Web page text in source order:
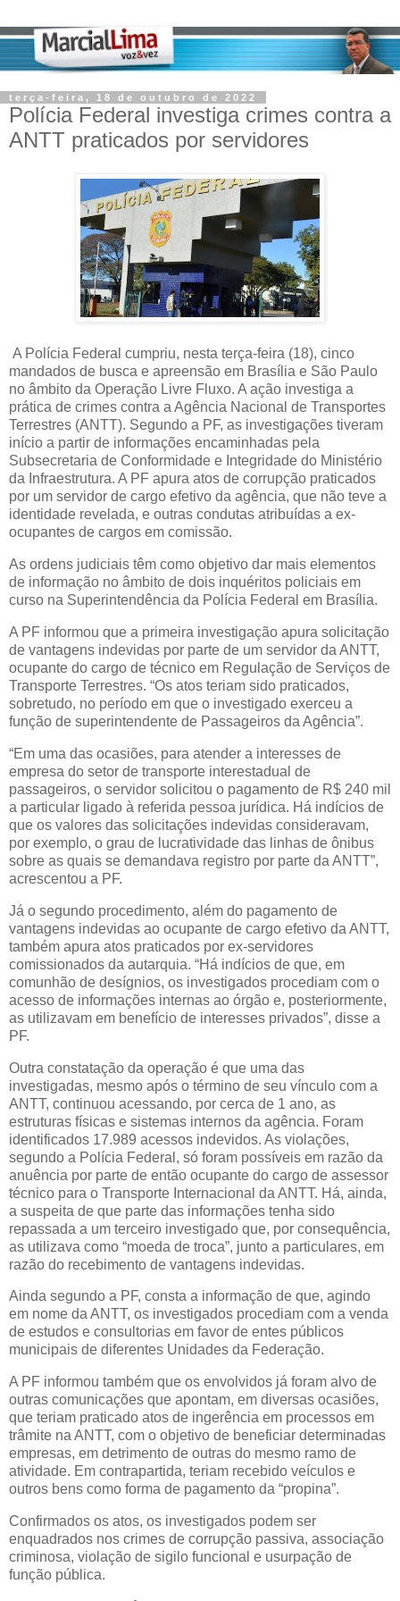
terça-feira, 18 de outubro de 2022
Polícia Federal investiga crimes contra a
ANTT praticados por servidores
A Polícia Federal cumpriu, nesta terça-feira (18), cinco
mandados de busca e apreensão em Brasília e São Paulo
no âmbito da Operação Livre Fluxo. A ação investiga a
prática de crimes contra a Agência Nacional de Transportes
Terrestres (ANTT). Segundo a PF, as investigações tiveram
início a partir de informações encaminhadas pela
Subsecretaria de Conformidade e Integridade do Ministério
da Infraestrutura. A PF apura atos de corrupção praticados
por um servidor de cargo efetivo da agência, que não teve a
identidade revelada, e outras condutas atribuídas a ex-
ocupantes de cargos em comissão.
As ordens judiciais têm como objetivo dar mais elementos
de informação no âmbito de dois inquéritos policiais em
curso na Superintendência da Polícia Federal em Brasília.
A PF informou que a primeira investigação apura solicitação
de vantagens indevidas por parte de um servidor da ANTT,
ocupante do cargo de técnico em Regulação de Serviços de
Transporte Terrestres. “Os atos teriam sido praticados,
sobretudo, no período em que o investigado exerceu a
função de superintendente de Passageiros da Agência”.
“Em uma das ocasiões, para atender a interesses de
empresa do setor de transporte interestadual de
passageiros, o servidor solicitou o pagamento de R$ 240 mil
a particular ligado à referida pessoa jurídica. Há indícios de
que os valores das solicitações indevidas consideravam,
por exemplo, o grau de lucratividade das linhas de ônibus
sobre as quais se demandava registro por parte da ANTT”,
acrescentou a PF.
Já o segundo procedimento, além do pagamento de
vantagens indevidas ao ocupante de cargo efetivo da ANTT,
também apura atos praticados por ex-servidores
comissionados da autarquia. “Há indícios de que, em
comunhão de desígnios, os investigados procediam com o
acesso de informações internas ao órgão e, posteriormente,
as utilizavam em benefício de interesses privados”, disse a
PF.
Outra constatação da operação é que uma das
investigadas, mesmo após o término de seu vínculo com a
ANTT, continuou acessando, por cerca de 1 ano, as
estruturas físicas e sistemas internos da agência. Foram
identificados 17.989 acessos indevidos. As violações,
segundo a Polícia Federal, só foram possíveis em razão da
anuência por parte de então ocupante do cargo de assessor
técnico para o Transporte Internacional da ANTT. Há, ainda,
a suspeita de que parte das informações tenha sido
repassada a um terceiro investigado que, por consequência,
as utilizava como “moeda de troca”, junto a particulares, em
razão do recebimento de vantagens indevidas.
Ainda segundo a PF, consta a informação de que, agindo
em nome da ANTT, os investigados procediam com a venda
de estudos e consultorias em favor de entes públicos
municipais de diferentes Unidades da Federação.
A PF informou também que os envolvidos já foram alvo de
outras comunicações que apontam, em diversas ocasiões,
que teriam praticado atos de ingerência em processos em
trâmite na ANTT, com o objetivo de beneficiar determinadas
empresas, em detrimento de outras do mesmo ramo de
atividade. Em contrapartida, teriam recebido veículos e
outros bens como forma de pagamento da “propina”.
Confirmados os atos, os investigados podem ser
enquadrados nos crimes de corrupção passiva, associação
criminosa, violação de sigilo funcional e usurpação de
função pública.